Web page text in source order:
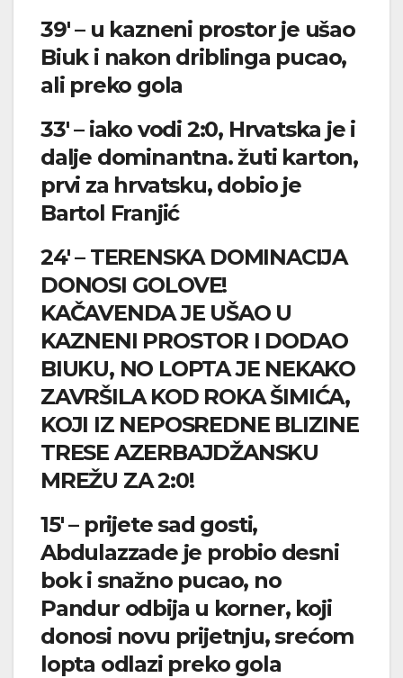
39′ – u kazneni prostor je ušao
Biuk i nakon driblinga pucao,
ali preko gola
33′ – iako vodi 2:0, Hrvatska je i
dalje dominantna. žuti karton,
prvi za hrvatsku, dobio je
Bartol Franjić
24′ – TERENSKA DOMINACIJA
DONOSI GOLOVE!
KAČAVENDA JE UŠAO U
KAZNENI PROSTOR I DODAO
BIUKU, NO LOPTA JE NEKAKO
ZAVRŠILA KOD ROKA ŠIMIĆA,
KOJI IZ NEPOSREDNE BLIZINE
TRESE AZERBAJDŽANSKU
MREŽU ZA 2:0!
15′ – prijete sad gosti,
Abdulazzade je probio desni
bok i snažno pucao, no
Pandur odbija u korner, koji
donosi novu prijetnju, srećom
lopta odlazi preko gola